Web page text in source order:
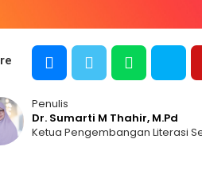
Penulis
Dr. Sumarti M Thahir, M.Pd
Ketua Pengembangan Literasi